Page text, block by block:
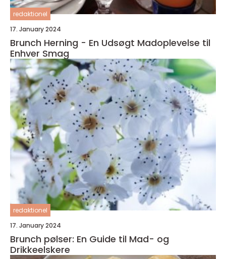
redaktionel
17. January 2024
Brunch Herning - En Udsøgt Madoplevelse til
Enhver Smag
redaktionel
17. January 2024
Brunch pølser: En Guide til Mad- og
Drikkeelskere